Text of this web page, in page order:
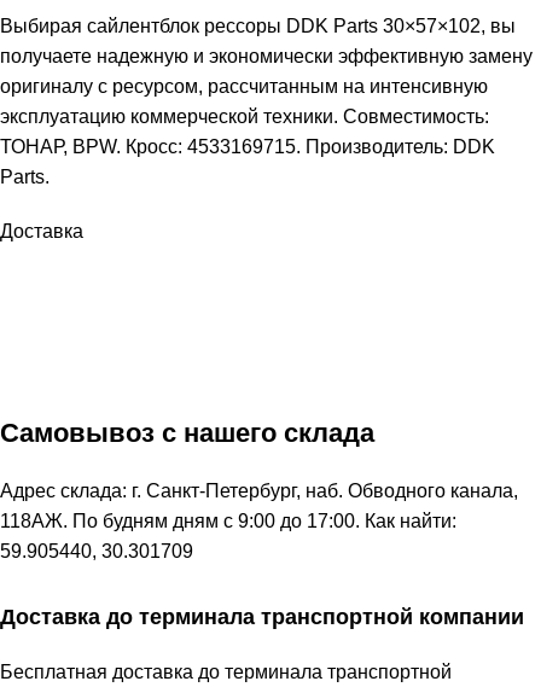
Выбирая сайлентблок рессоры DDK Parts 30×57×102, вы
получаете надежную и экономически эффективную замену
оригиналу с ресурсом, рассчитанным на интенсивную
эксплуатацию коммерческой техники. Совместимость:
ТОНАР, BPW. Кросс: 4533169715. Производитель: DDK
Parts.
Доставка
Самовывоз с нашего склада
Адрес склада: г. Санкт-Петербург, наб. Обводного канала,
118АЖ. По будням дням с 9:00 до 17:00. Как найти:
59.905440, 30.301709
Доставка до терминала транспортной компании
Бесплатная доставка до терминала транспортной